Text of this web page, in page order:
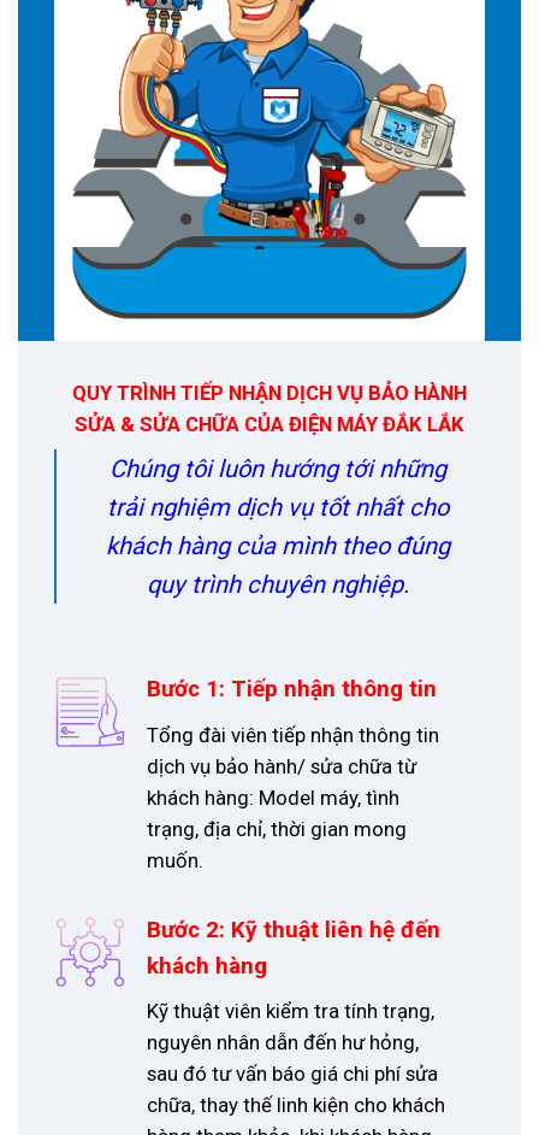
QUY TRÌNH TIẾP NHẬN DỊCH VỤ BẢO HÀNH
SỬA & SỬA CHỮA CỦA ĐIỆN MÁY ĐẮK LẮK
Chúng tôi luôn hướng tới những
trải nghiệm dịch vụ tốt nhất cho
khách hàng của mình theo đúng
quy trình chuyên nghiệp.
Bước 1: Tiếp nhận thông tin
Tổng đài viên tiếp nhận thông tin
dịch vụ bảo hành/ sửa chữa từ
khách hàng: Model máy, tình
trạng, địa chỉ, thời gian mong
muốn.
Bước 2: Kỹ thuật liên hệ đến
khách hàng
Kỹ thuật viên kiểm tra tính trạng,
nguyên nhân dẫn đến hư hỏng,
sau đó tư vấn báo giá chi phí sửa
chữa, thay thế linh kiện cho khách